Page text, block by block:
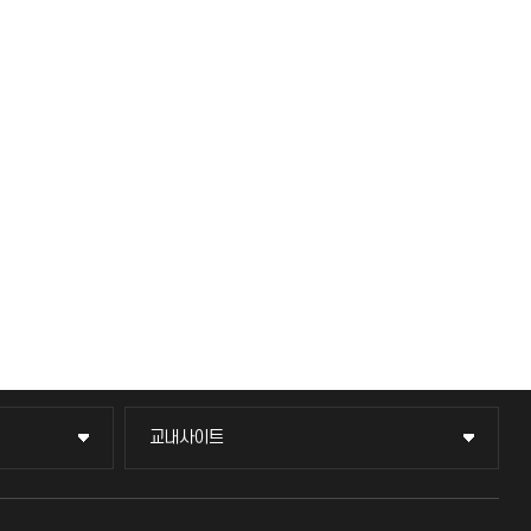
교내사이트
교내사이트
교수회